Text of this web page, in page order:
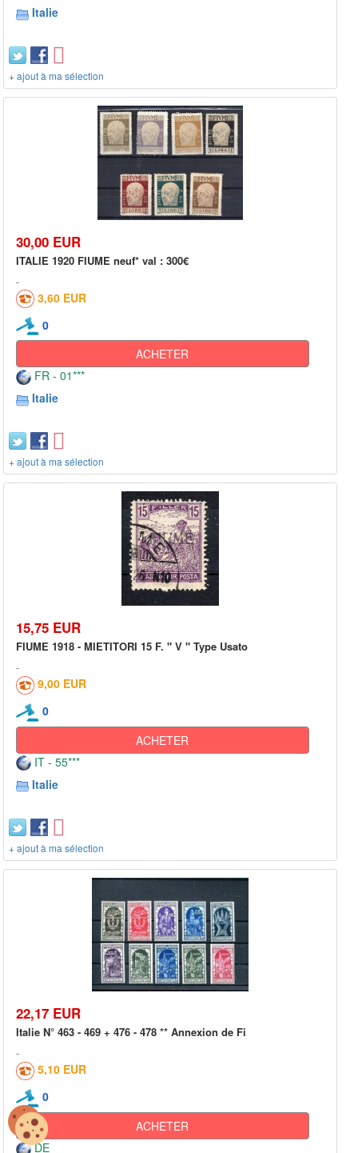
Italie
+ ajout à ma sélection
30,00 EUR
ITALIE 1920 FIUME neuf* val : 300€
3,60 EUR
0
ACHETER
FR - 01***
Italie
+ ajout à ma sélection
15,75 EUR
FIUME 1918 - MIETITORI 15 F. " V " Type Usato
9,00 EUR
0
ACHETER
IT - 55***
Italie
+ ajout à ma sélection
22,17 EUR
Italie N° 463 - 469 + 476 - 478 ** Annexion de Fi
5,10 EUR
0
ACHETER
DE